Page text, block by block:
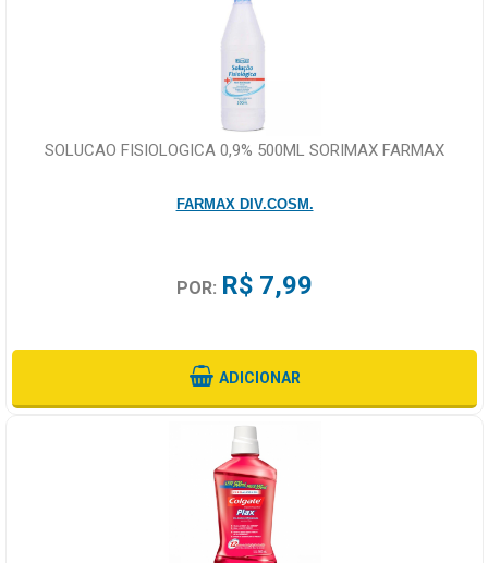
SOLUCAO FISIOLOGICA 0,9% 500ML SORIMAX FARMAX
FARMAX DIV.COSM.
POR: R$ 7,99
ADICIONAR